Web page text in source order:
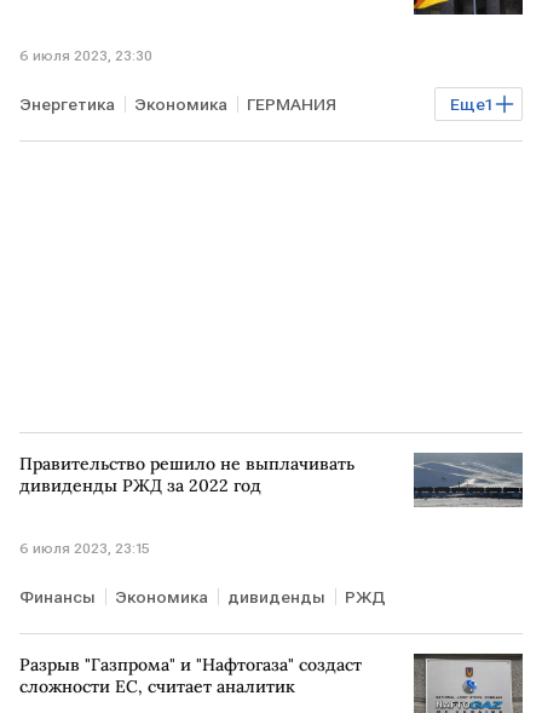
6 июля 2023, 23:30
Еще1
Энергетика Экономика ГЕРМАНИЯ
ФРАНЦИЯ
Правительство решило не выплачивать
дивиденды РЖД за 2022 год
6 июля 2023, 23:15
Финансы Экономика дивиденды РЖД
Разрыв "Газпрома" и "Нафтогаза" создаст
сложности ЕС, считает аналитик